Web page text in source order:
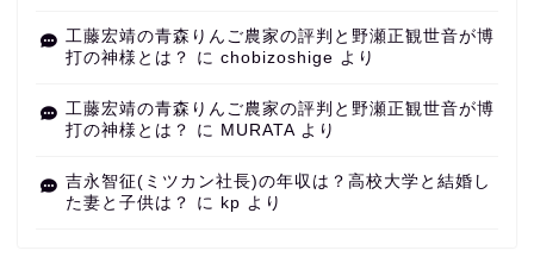
工藤宏靖の青森りんご農家の評判と野瀬正観世音が博
打の神様とは？
に chobizoshige より
工藤宏靖の青森りんご農家の評判と野瀬正観世音が博
打の神様とは？
に MURATA より
吉永智征(ミツカン社長)の年収は？高校大学と結婚し
た妻と子供は？
に kp より